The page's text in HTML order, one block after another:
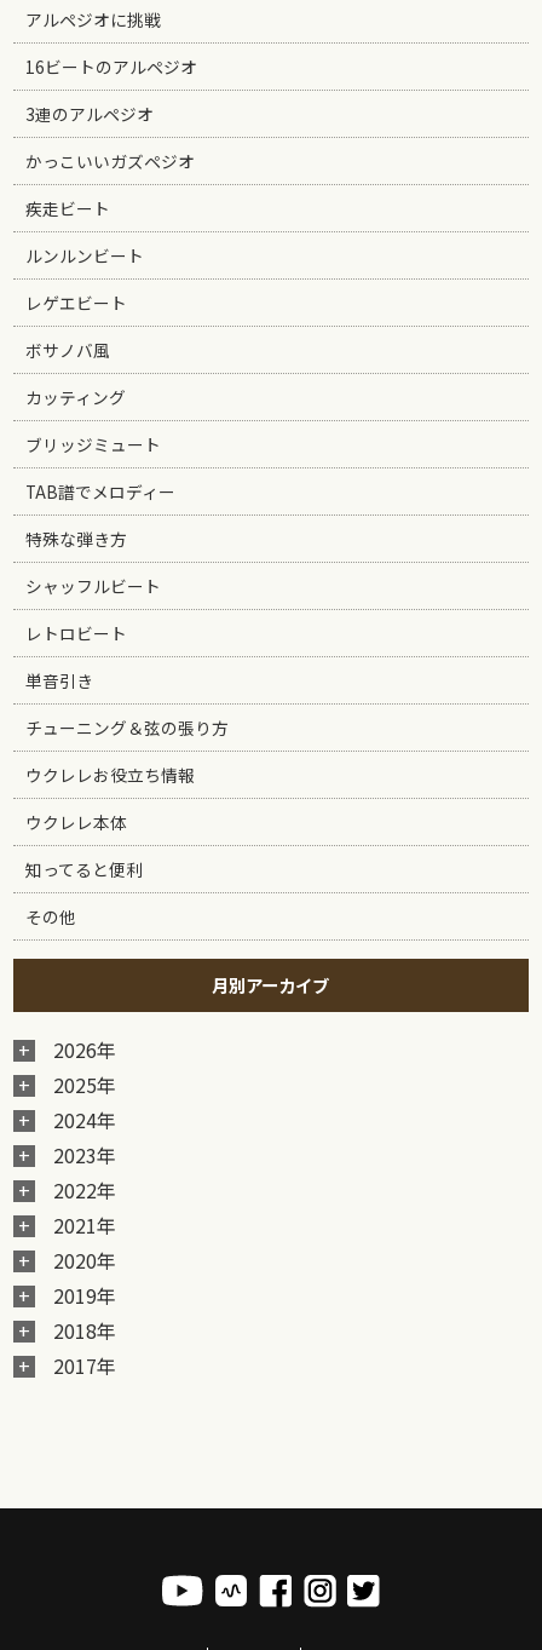
アルペジオに挑戦
16ビートのアルペジオ
3連のアルペジオ
かっこいいガズペジオ
疾走ビート
ルンルンビート
レゲエビート
ボサノバ風
カッティング
ブリッジミュート
TAB譜でメロディー
特殊な弾き方
シャッフルビート
レトロビート
単音引き
チューニング＆弦の張り方
ウクレレお役立ち情報
ウクレレ本体
知ってると便利
その他
月別アーカイブ
2026年
2025年
2024年
2023年
2022年
2021年
2020年
2019年
2018年
2017年